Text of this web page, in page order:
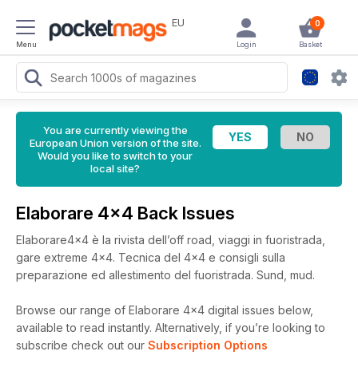
Menu
EU 0
Basket
Login
You are currently viewing the
European Union version of the site.
Would you like to switch to your
local site?
Elaborare 4x4 Back Issues
Elaborare4x4 è la rivista dell’off road, viaggi in fuoristrada,
gare extreme 4x4. Tecnica del 4x4 e consigli sulla
preparazione ed allestimento del fuoristrada. Sund, mud.
Browse our range of Elaborare 4x4 digital issues below,
available to read instantly. Alternatively, if you’re looking to
subscribe check out our Subscription Options